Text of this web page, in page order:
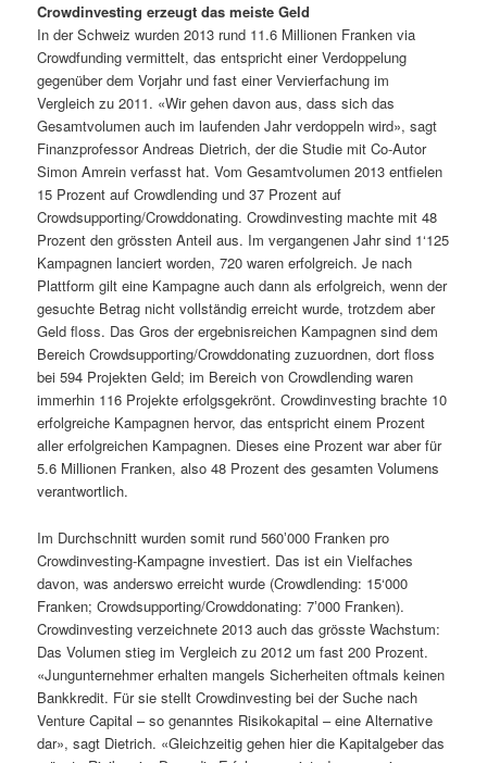
Crowdinvesting erzeugt das meiste Geld
In der Schweiz wurden 2013 rund 11.6 Millionen Franken via
Crowdfunding vermittelt, das entspricht einer Verdoppelung
gegenüber dem Vorjahr und fast einer Vervierfachung im
Vergleich zu 2011. «Wir gehen davon aus, dass sich das
Gesamtvolumen auch im laufenden Jahr verdoppeln wird», sagt
Finanzprofessor Andreas Dietrich, der die Studie mit Co-Autor
Simon Amrein verfasst hat. Vom Gesamtvolumen 2013 entfielen
15 Prozent auf Crowdlending und 37 Prozent auf
Crowdsupporting/Crowddonating. Crowdinvesting machte mit 48
Prozent den grössten Anteil aus. Im vergangenen Jahr sind 1‘125
Kampagnen lanciert worden, 720 waren erfolgreich. Je nach
Plattform gilt eine Kampagne auch dann als erfolgreich, wenn der
gesuchte Betrag nicht vollständig erreicht wurde, trotzdem aber
Geld floss. Das Gros der ergebnisreichen Kampagnen sind dem
Bereich Crowdsupporting/Crowddonating zuzuordnen, dort floss
bei 594 Projekten Geld; im Bereich von Crowdlending waren
immerhin 116 Projekte erfolgsgekrönt. Crowdinvesting brachte 10
erfolgreiche Kampagnen hervor, das entspricht einem Prozent
aller erfolgreichen Kampagnen. Dieses eine Prozent war aber für
5.6 Millionen Franken, also 48 Prozent des gesamten Volumens
verantwortlich.
Im Durchschnitt wurden somit rund 560ʼ000 Franken pro
Crowdinvesting-Kampagne investiert. Das ist ein Vielfaches
davon, was anderswo erreicht wurde (Crowdlending: 15‘000
Franken; Crowdsupporting/Crowddonating: 7ʼ000 Franken).
Crowdinvesting verzeichnete 2013 auch das grösste Wachstum:
Das Volumen stieg im Vergleich zu 2012 um fast 200 Prozent.
«Jungunternehmer erhalten mangels Sicherheiten oftmals keinen
Bankkredit. Für sie stellt Crowdinvesting bei der Suche nach
Venture Capital – so genanntes Risikokapital – eine Alternative
dar», sagt Dietrich. «Gleichzeitig gehen hier die Kapitalgeber das